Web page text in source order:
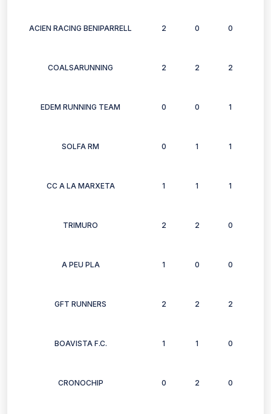
ACIEN RACING BENIPARRELL 2 0 0
COALSARUNNING 2 2 2
EDEM RUNNING TEAM 0 0 1
SOLFA RM 0 1 1
CC A LA MARXETA 1 1 1
TRIMURO 2 2 0
A PEU PLA 1 0 0
GFT RUNNERS 2 2 2
BOAVISTA F.C. 1 1 0
CRONOCHIP 0 2 0